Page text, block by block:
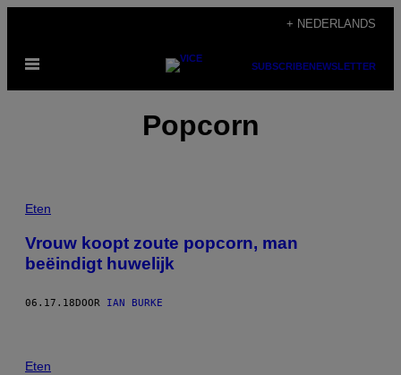
de
+ NEDERLANDS
Open
SUBSCRIBENEWSLETTER
Popcorn
Eten
Vrouw koopt zoute popcorn, man
beëindigt huwelijk
06.17.18 DOOR IAN BURKE
Eten